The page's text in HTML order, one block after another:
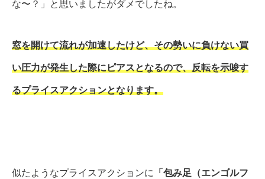
な〜？」と思いましたがダメでしたね。
窓を開けて流れが加速したけど、その勢いに負けない買
い圧力が発生した際にピアスとなるので、反転を示唆す
るプライスアクションとなります。
似たようなプライスアクションに 「包み足（エンゴルフ